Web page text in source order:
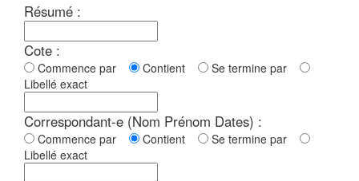
Résumé :
Cote :
Commence par Contient
Se termine par
Libellé exact
Correspondant-e (Nom Prénom Dates) :
Commence par Contient
Se termine par
Libellé exact